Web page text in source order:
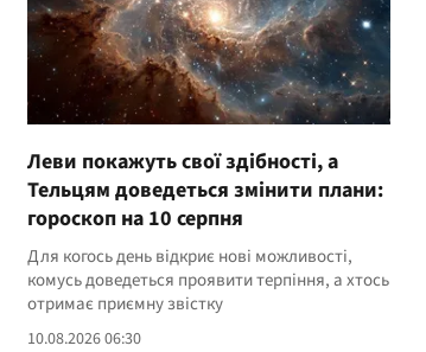
Леви покажуть свої здібності, а
Тельцям доведеться змінити плани:
гороскоп на 10 серпня
Для когось день відкриє нові можливості,
комусь доведеться проявити терпіння, а хтось
отримає приємну звістку
10.08.2026 06:30